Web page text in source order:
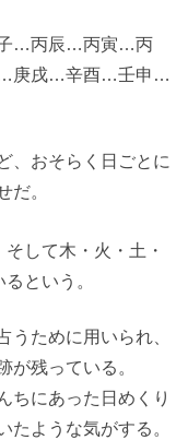
…丙辰…丙寅…丙
庚戌…辛酉…壬申…
、おそらく日ごとに
だ。
して木・火・土・
という。
うために用いられ、
が残っている。
ちにあった日めくり
たような気がする。